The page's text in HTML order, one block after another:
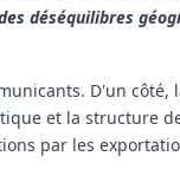
déséquilibres
D'un côté,
et la structure
par les